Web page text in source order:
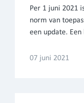
Per 1 juni 2021
norm van
een update.
07 juni 2021